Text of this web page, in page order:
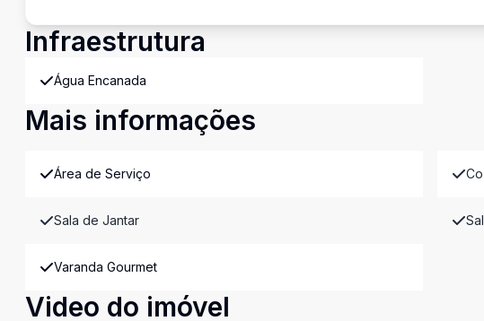
Infraestrutura
Água Encanada
Mais informações
Área de Serviço
Sala de Jantar
Varanda Gourmet
Video do imóvel